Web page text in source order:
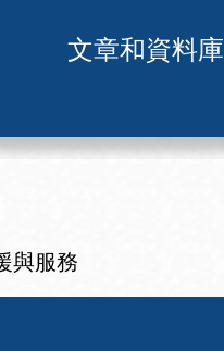
文章和資料庫
與服務